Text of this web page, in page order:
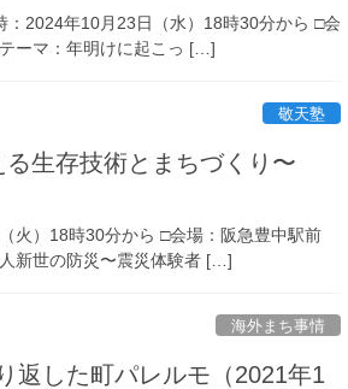
2024年10月23日（水）18時30分から □会
ーマ：年明けに起こっ […]
敬天塾
生存技術とまちづくり〜
火）18時30分から □会場：阪急豊中駅前
新世の防災〜震災体験者 […]
海外まち事情
返した町パレルモ（2021年1